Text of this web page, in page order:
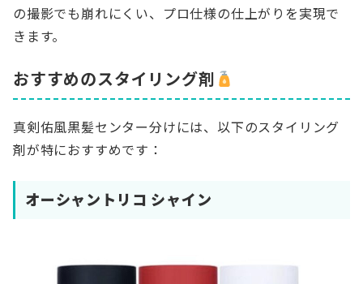
の撮影でも崩れにくい、プロ仕様の仕上がりを実現で
きます。
おすすめのスタイリング剤
真剣佑風黒髪センター分けには、以下のスタイリング
剤が特におすすめです：
オーシャントリコ シャイン